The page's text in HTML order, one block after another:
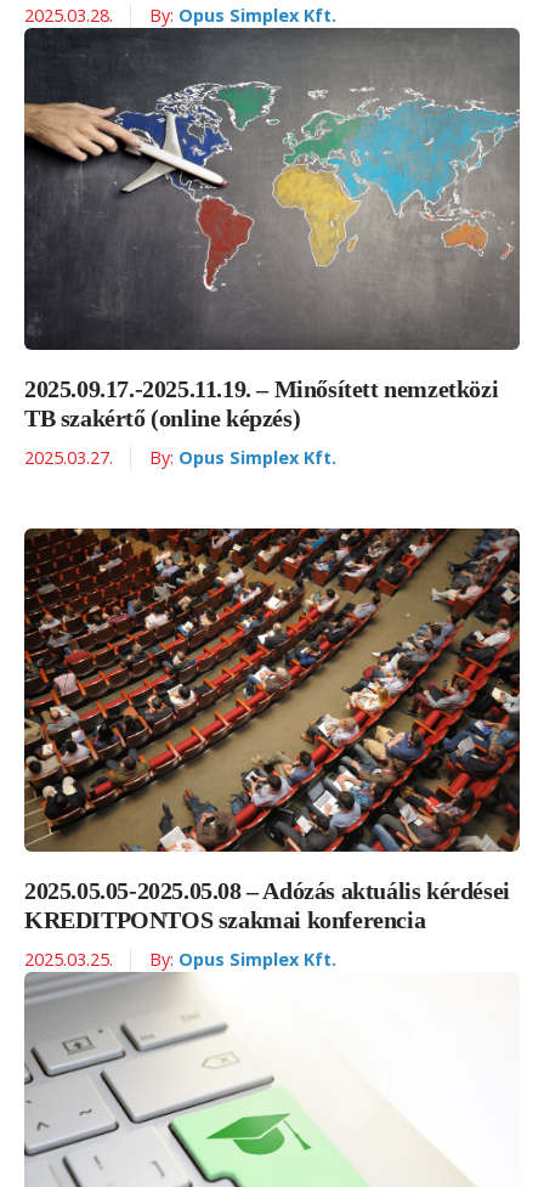
2025.03.28. By: Opus Simplex Kft.
2025.09.17.-2025.11.19. – Minősített nemzetközi
TB szakértő (online képzés)
2025.03.27. By: Opus Simplex Kft.
2025.05.05-2025.05.08 – Adózás aktuális kérdései
KREDITPONTOS szakmai konferencia
2025.03.25. By: Opus Simplex Kft.